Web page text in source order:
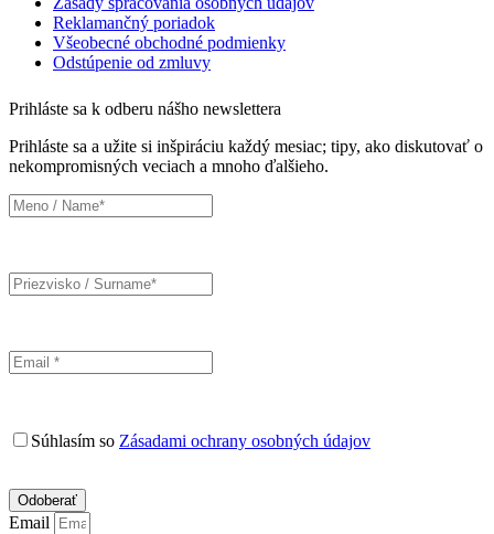
Reklamančný poriadok
Všeobecné obchodné podmienky
Odstúpenie od zmluvy
Prihláste sa k odberu nášho newslettera
Prihláste sa a užite si inšpiráciu každý mesiac; tipy, ako diskutovať o
nekompromisných veciach a mnoho ďalšieho.
Súhlasím so Zásadami ochrany osobných údajov
Email